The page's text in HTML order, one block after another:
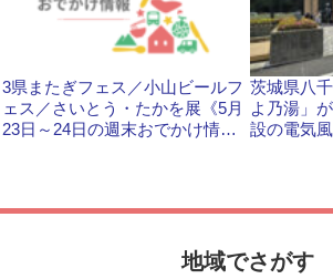
3県またぎフェス／小山ビールフ
ェス／さいとう・たかを展《5月
23日～24日の週末おでかけ情
茨城県八
よ乃湯」
設の電気
地域でさがす